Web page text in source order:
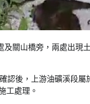
關山橋旁，兩處出現
認後，上游油礦溪段屬
工處理。
要聞
國際新品牌
編輯中心